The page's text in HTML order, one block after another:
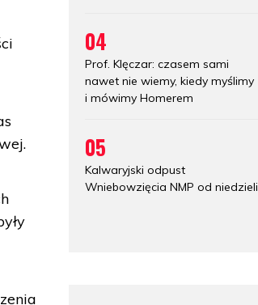
04
Prof. Klęczar: czasem sami
nawet nie wiemy, kiedy myślimy
i mówimy Homerem
05
Kalwaryjski odpust
Wniebowzięcia NMP od niedzieli